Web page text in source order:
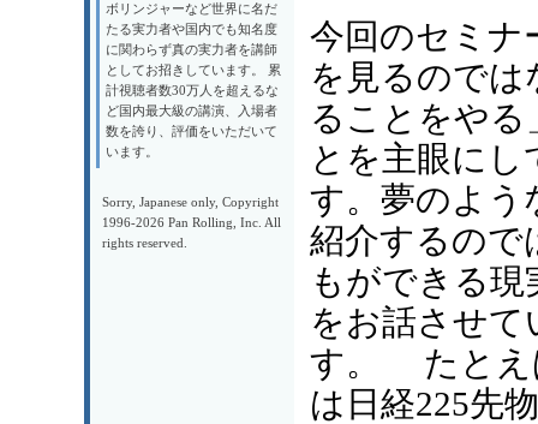
ボリンジャーなど世界に名だ
たる実力者や国内でも知名度
に関わらず真の実力者を講師
としてお招きしています。 累
計視聴者数30万人を超えるな
ど国内最大級の講演、入場者
数を誇り、評価をいただいて
います。
Sorry, Japanese only, Copyright
1996-2026 Pan Rolling, Inc. All
rights reserved.
今回のセミナ
を見るのでは
ることをやる
とを主眼にし
す。夢のよう
紹介するので
もができる現
をお話させて
す。 たとえ
は日経225先